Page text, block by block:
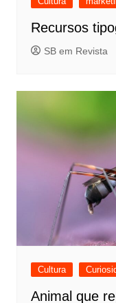
Recursos
SB em Revista
Cultura
Animal que